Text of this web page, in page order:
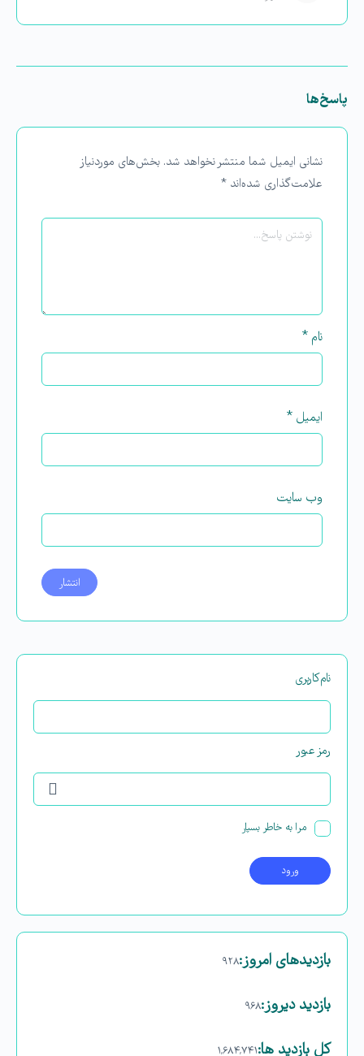
پاسخ‌ها
نشانی ایمیل شما منتشر نخواهد شد. بخش‌های موردنیاز
علامت‌گذاری شده‌اند *
نام *
ایمیل *
وب‌ سایت
نام‌کاربری
رمز عبور
مرا به خاطر بسپار
بازدیدهای امروز:۹۲۸
بازدید دیروز:۹۶۸
کل بازدید ها:۱,۶۸۴,۷۴۱